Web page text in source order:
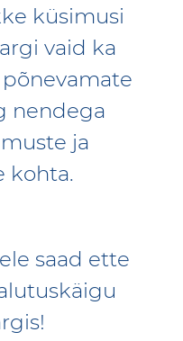
küsimusi
vaid ka
nendega
ja
kohta.
saad ette